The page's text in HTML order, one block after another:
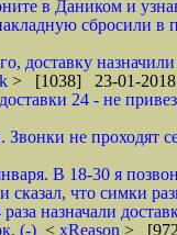
в Даником и
сбросили
доставку
> [1038] 23-01-2018
24 - не
Звонки не
В 18-30 я
сказал, что симки
назначали
(-) < xReason >